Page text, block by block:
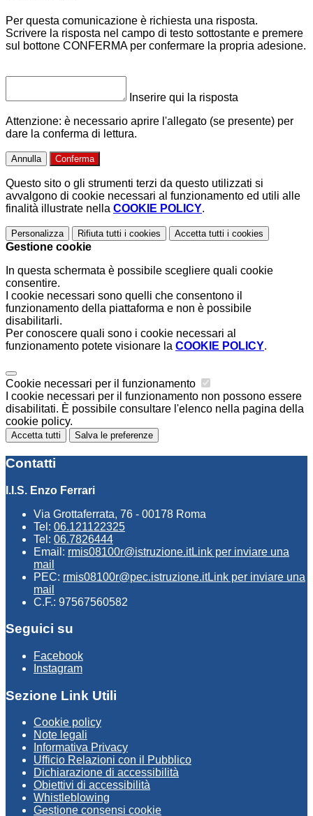
Per questa comunicazione è richiesta una risposta.
Scrivere la risposta nel campo di testo sottostante e premere
sul bottone CONFERMA per confermare la propria adesione.
Inserire qui la risposta
Attenzione: è necessario aprire l'allegato (se presente) per
dare la conferma di lettura.
Annulla Conferma
Questo sito o gli strumenti terzi da questo utilizzati si
avvalgono di cookie necessari al funzionamento ed utili alle
finalità illustrate nella COOKIE POLICY.
Personalizza Rifiuta tutti i cookies Accetta tutti i cookies
Gestione cookie
In questa schermata è possibile scegliere quali cookie
consentire.
I cookie necessari sono quelli che consentono il
funzionamento della piattaforma e non è possibile
disabilitarli.
Per conoscere quali sono i cookie necessari al
funzionamento potete visionare la COOKIE POLICY.
Cookie necessari per il funzionamento
I cookie necessari per il funzionamento non possono essere
disabilitati. È possibile consultare l'elenco nella pagina della
cookie policy.
Accetta tutti Salva le preferenze
Contatti
I.I.S. Enzo Ferrari
Via Grottaferrata, 76 - 00178 Roma
Tel: 06.121122325
Tel: 06.7826444
Email: rmis08100r@istruzione.itLink per inviare una
mail
PEC: rmis08100r@pec.istruzione.itLink per inviare una
mail
C.F.: 97567560582
Seguici su
Facebook
Instagram
Sezione Link Utili
Cookie policy
Note legali
Informativa Privacy
Ufficio Relazioni con il Pubblico
Dichiarazione di accessibilità
Obiettivi di accessibilità
Whistleblowing
Gestione consensi cookie